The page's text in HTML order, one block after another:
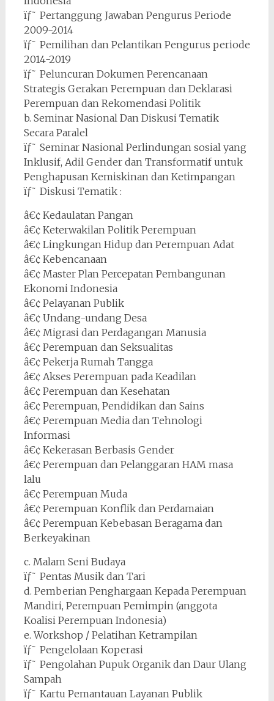
ïƒ˜ Pertanggung Jawaban Pengurus Periode
2009-2014
ïƒ˜ Pemilihan dan Pelantikan Pengurus periode
2014-2019
ïƒ˜ Peluncuran Dokumen Perencanaan
Strategis Gerakan Perempuan dan Deklarasi
Perempuan dan Rekomendasi Politik
b. Seminar Nasional Dan Diskusi Tematik
Secara Paralel
ïƒ˜ Seminar Nasional Perlindungan sosial yang
Inklusif, Adil Gender dan Transformatif untuk
Penghapusan Kemiskinan dan Ketimpangan
ïƒ˜ Diskusi Tematik :
â€¢ Kedaulatan Pangan
â€¢ Keterwakilan Politik Perempuan
â€¢ Lingkungan Hidup dan Perempuan Adat
â€¢ Kebencanaan
â€¢ Master Plan Percepatan Pembangunan
Ekonomi Indonesia
â€¢ Pelayanan Publik
â€¢ Undang-undang Desa
â€¢ Migrasi dan Perdagangan Manusia
â€¢ Perempuan dan Seksualitas
â€¢ Pekerja Rumah Tangga
â€¢ Akses Perempuan pada Keadilan
â€¢ Perempuan dan Kesehatan
â€¢ Perempuan, Pendidikan dan Sains
â€¢ Perempuan Media dan Tehnologi
Informasi
â€¢ Kekerasan Berbasis Gender
â€¢ Perempuan dan Pelanggaran HAM masa
lalu
â€¢ Perempuan Muda
â€¢ Perempuan Konflik dan Perdamaian
â€¢ Perempuan Kebebasan Beragama dan
Berkeyakinan
c. Malam Seni Budaya
ïƒ˜ Pentas Musik dan Tari
d. Pemberian Penghargaan Kepada Perempuan
Mandiri, Perempuan Pemimpin (anggota
Koalisi Perempuan Indonesia)
e. Workshop / Pelatihan Ketrampilan
ïƒ˜ Pengelolaan Koperasi
ïƒ˜ Pengolahan Pupuk Organik dan Daur Ulang
Sampah
ïƒ˜ Kartu Pemantauan Layanan Publik